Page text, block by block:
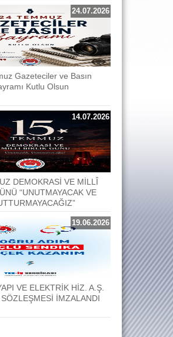
24.07.2026
Gazeteciler ve Basın
Kutlu Olsun
14.07.2026
DEMOKRASİ VE MİLLÎ
“UNUTMAYACAK VE
19.06.2026
VE ELEKTRİK HİZ. A.Ş.
İMZALANDI